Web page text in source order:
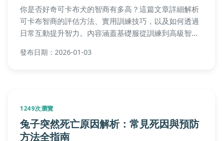
你是否好奇可卡布犬的智商有多高？這篇文章詳細解析
可卡布智商的評估方法、實用訓練技巧，以及如何透過
日常互動提升智力。內容涵蓋基礎服從訓練到高級智力
練中的常見難題。
發布日期：2026-01-03
1249次瀏覽
兔子突然死亡原因解析：常見死因與預防
方法全指南